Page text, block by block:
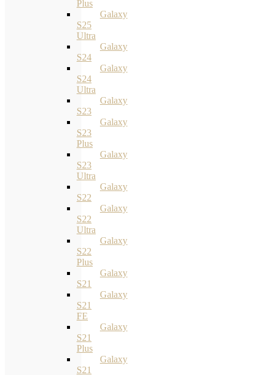
Plus
Galaxy
S25
Ultra
Galaxy
S24
Galaxy
S24
Ultra
Galaxy
S23
Galaxy
S23
Plus
Galaxy
S23
Ultra
Galaxy
S22
Galaxy
S22
Ultra
Galaxy
S22
Plus
Galaxy
S21
Galaxy
S21
FE
Galaxy
S21
Plus
Galaxy
S21